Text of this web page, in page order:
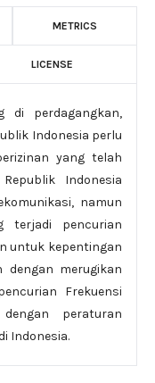
METRICS
LICENSE
di perdagangkan,
Indonesia perlu
yang telah
Indonesia
namun
terjadi pencurian
untuk kepentingan
dengan merugikan
Frekuensi
peraturan
Indonesia.